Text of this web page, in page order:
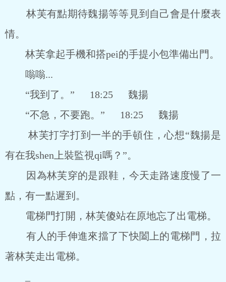
林芙有點期待魏揚等等見到自己會是什麼表
情。
林芙拿起手機和搭pei的手提小包準備出門。
嗡嗡...
“我到了。” 18:25 魏揚
“不急，不要跑。” 18:25 魏揚
林芙打字打到一半的手頓住，心想“魏揚是
有在我shen上裝監視qi嗎？”。
因為林芙穿的是跟鞋，今天走路速度慢了一
點，有一點遲到。
電梯門打開，林芙傻站在原地忘了出電梯。
有人的手伸進來擋了下快闔上的電梯門，拉
著林芙走出電梯。